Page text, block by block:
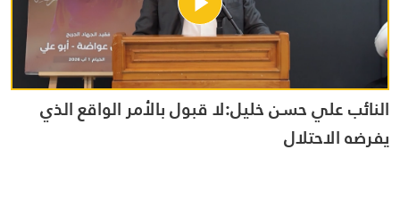
النائب علي حسن خليل:لا قبول بالأمر الواقع الذي
يفرضه الاحتلال